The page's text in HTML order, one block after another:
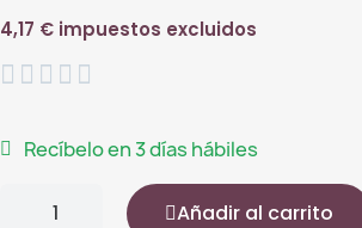
4,17 € impuestos excluidos
    
Recíbelo en 3 días hábiles
Añadir al carrito